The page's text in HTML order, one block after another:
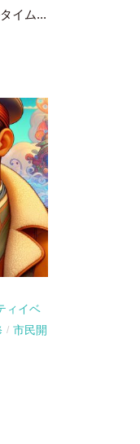
イム...
ィイベ
/ 市民開